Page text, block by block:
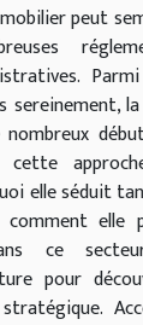
peut
sereinement,
cette
elle séduit
elle
ce
pour